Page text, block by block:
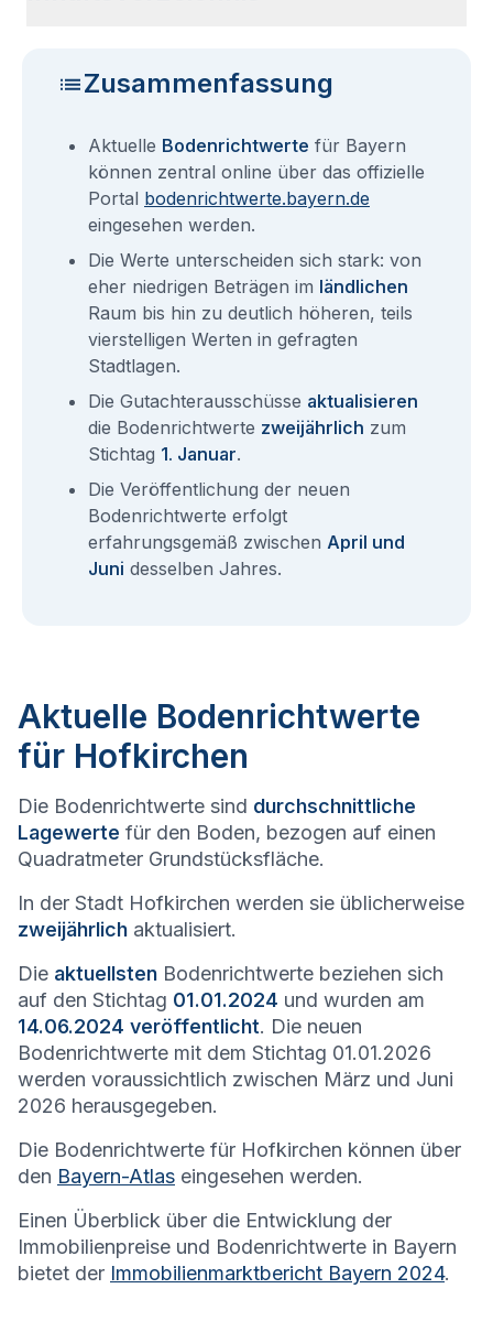
Bodenrichtwerten gleichzusetzen?
Hofkirchen?
HofkirchenZusammenfassung
Aktuelle Bodenrichtwerte für Bayern
können zentral online über das offizielle
Portal bodenrichtwerte.bayern.de
eingesehen werden.
Die Werte unterscheiden sich stark: von
eher niedrigen Beträgen im ländlichen
Raum bis hin zu deutlich höheren, teils
vierstelligen Werten in gefragten
Stadtlagen.
Die Gutachterausschüsse aktualisieren
die Bodenrichtwerte zweijährlich zum
Stichtag 1. Januar.
Die Veröffentlichung der neuen
Bodenrichtwerte erfolgt
erfahrungsgemäß zwischen April und
Juni desselben Jahres.
Aktuelle Bodenrichtwerte
für Hofkirchen
Die Bodenrichtwerte sind durchschnittliche
Lagewerte für den Boden, bezogen auf einen
Quadratmeter Grundstücksfläche.
In der Stadt Hofkirchen werden sie üblicherweise
zweijährlich aktualisiert.
Die aktuellsten Bodenrichtwerte beziehen sich
auf den Stichtag 01.01.2024 und wurden am
14.06.2024 veröffentlicht. Die neuen
Bodenrichtwerte mit dem Stichtag 01.01.2026
werden voraussichtlich zwischen März und Juni
2026 herausgegeben.
Die Bodenrichtwerte für Hofkirchen können über
den Bayern-Atlas eingesehen werden.
Einen Überblick über die Entwicklung der
Immobilienpreise und Bodenrichtwerte in Bayern
bietet der Immobilienmarktbericht Bayern 2024.